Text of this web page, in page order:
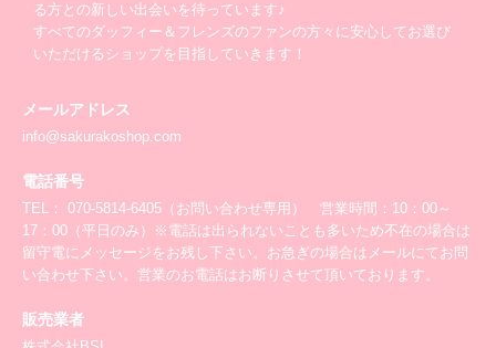
る方との新しい出会いを待っています♪
すべてのダッフィー＆フレンズのファンの方々に安心してお選び
いただけるショップを目指していきます！
メールアドレス
info@sakurakoshop.com
電話番号
TEL： 070-5814-6405（お問い合わせ専用） 営業時間：10：00～
17：00（平日のみ）※電話は出られないことも多いため不在の場合は
留守電にメッセージをお残し下さい。お急ぎの場合はメールにてお問
い合わせ下さい。営業のお電話はお断りさせて頂いております。
販売業者